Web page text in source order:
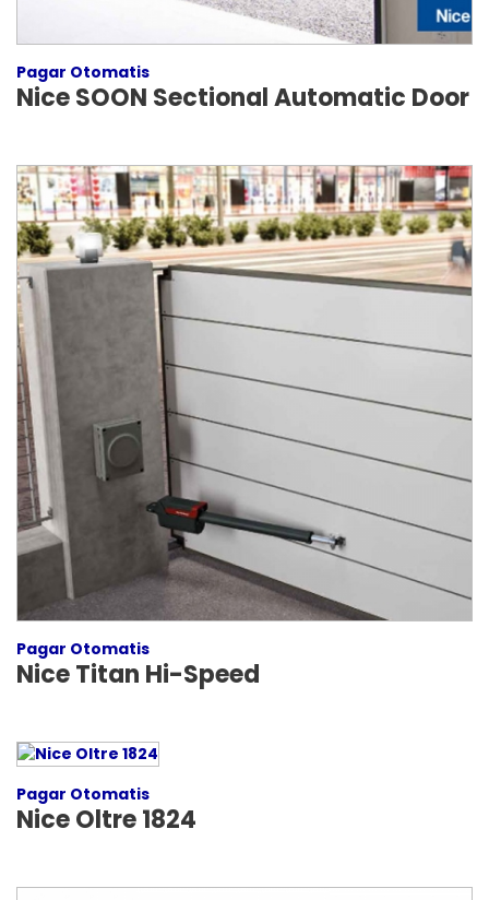
Pagar Otomatis
Nice SOON Sectional Automatic Door
Pagar Otomatis
Nice Titan Hi-Speed
Pagar Otomatis
Nice Oltre 1824